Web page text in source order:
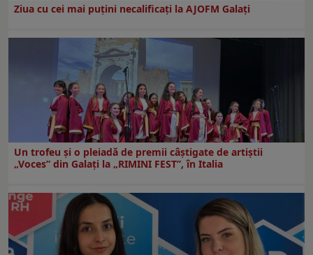
Ziua cu cei mai puțini necalificați la AJOFM Galați
Un trofeu şi o pleiadă de premii câştigate de artiştii
„Voces” din Galaţi la „RIMINI FEST”, în Italia